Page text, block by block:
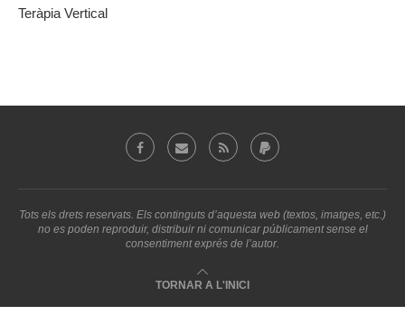
Teràpia Vertical
Tots els drets reservats. Els continguts d’aquesta web (textos, imatges, etc.)
no es poden reproduir, distribuir ni comunicar públicament sense el
consentiment exprés de l’autor.
TORNAR A L'INICI